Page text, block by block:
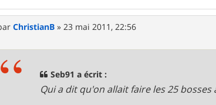
ChristianB »23 mai 2011, 22:56
Seb91 a écrit :
Qui a dit qu'on allait faire les 25 bosses